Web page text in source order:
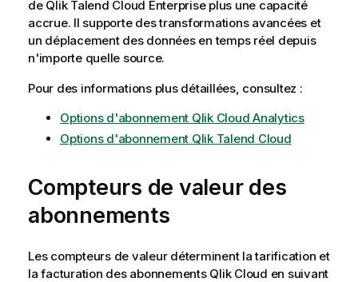
de Qlik Talend Cloud Enterpriseplus une capacité
accrue. Il supporte des transformations avancées et
un déplacement des données en temps réel depuis
n'importe quelle source.
Pour des informations plus détaillées, consultez :
Options d'abonnement Qlik Cloud Analytics
Options d'abonnement Qlik Talend Cloud
Compteurs de valeur des
abonnements
Les compteurs de valeur déterminent la tarification et
la facturation des abonnements Qlik Cloud en suivant